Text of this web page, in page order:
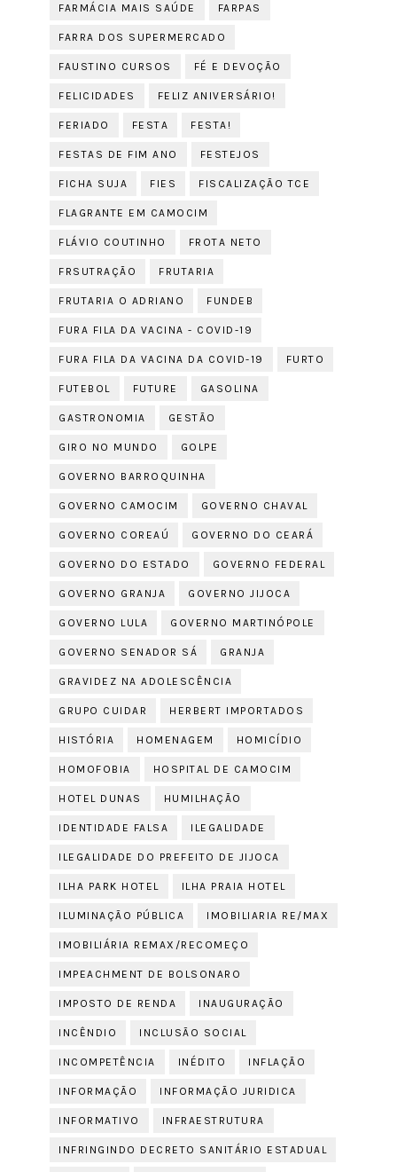
FARMÁCIA MAIS SAÚDE FARPAS
FARRA DOS SUPERMERCADO
FAUSTINO CURSOS FÉ E DEVOÇÃO
FELICIDADES FELIZ ANIVERSÁRIO!
FERIADO FESTA FESTA!
FESTAS DE FIM ANO FESTEJOS
FICHA SUJA FIES FISCALIZAÇÃO TCE
FLAGRANTE EM CAMOCIM
FLÁVIO COUTINHO FROTA NETO
FRSUTRAÇÃO FRUTARIA
FRUTARIA O ADRIANO FUNDEB
FURA FILA DA VACINA - COVID-19
FURA FILA DA VACINA DA COVID-19 FURTO
FUTEBOL FUTURE GASOLINA
GASTRONOMIA GESTÃO
GIRO NO MUNDO GOLPE
GOVERNO BARROQUINHA
GOVERNO CAMOCIM GOVERNO CHAVAL
GOVERNO COREAÚ GOVERNO DO CEARÁ
GOVERNO DO ESTADO GOVERNO FEDERAL
GOVERNO GRANJA GOVERNO JIJOCA
GOVERNO LULA GOVERNO MARTINÓPOLE
GOVERNO SENADOR SÁ GRANJA
GRAVIDEZ NA ADOLESCÊNCIA
GRUPO CUIDAR HERBERT IMPORTADOS
HISTÓRIA HOMENAGEM HOMICÍDIO
HOMOFOBIA HOSPITAL DE CAMOCIM
HOTEL DUNAS HUMILHAÇÃO
IDENTIDADE FALSA ILEGALIDADE
ILEGALIDADE DO PREFEITO DE JIJOCA
ILHA PARK HOTEL ILHA PRAIA HOTEL
ILUMINAÇÃO PÚBLICA IMOBILIARIA RE/MAX
IMOBILIÁRIA REMAX/RECOMEÇO
IMPEACHMENT DE BOLSONARO
IMPOSTO DE RENDA INAUGURAÇÃO
INCÊNDIO INCLUSÃO SOCIAL
INCOMPETÊNCIA INÉDITO INFLAÇÃO
INFORMAÇÃO INFORMAÇÃO JURIDICA
INFORMATIVO INFRAESTRUTURA
INFRINGINDO DECRETO SANITÁRIO ESTADUAL